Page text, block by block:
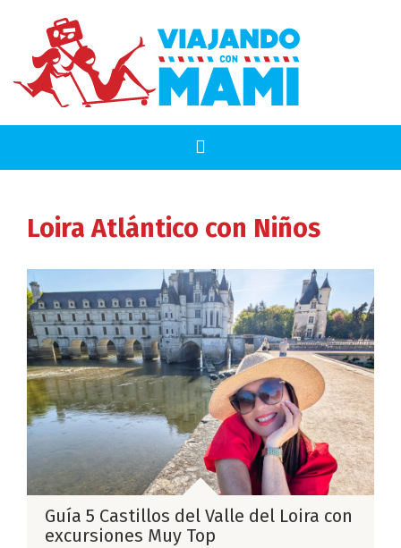
Loira Atlántico con Niños
Guía 5 Castillos del Valle del Loira con
excursiones Muy Top